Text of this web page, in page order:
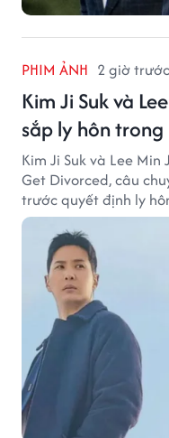
PHIM ẢNH 2 giờ trước
Kim Ji Suk và
sắp ly hôn
Kim Ji Suk và Lee
Get Divorced, câu
trước quyết định ly